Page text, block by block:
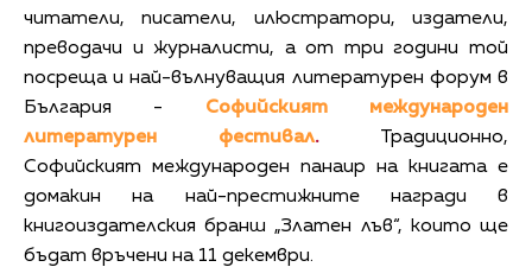
читатели, писатели, илюстратори, издатели,
преводачи и журналисти, а от три години той
посреща и най-вълнуващия литературен форум в
България - Софийският международен
литературен фестивал.Традиционно,
Софийският международен панаир на книгата е
домакин на най-престижните награди в
книгоиздателския бранш „Златен лъв“, които ще
бъдат връчени на 11 декември.